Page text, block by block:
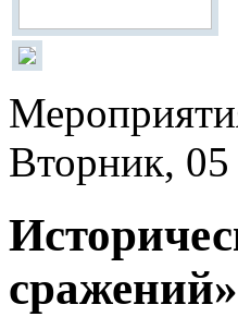
Вторник,
сражений»